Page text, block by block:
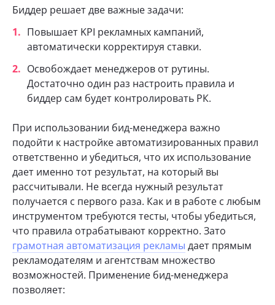
Биддер решает две важные задачи:
Повышает KPI рекламных кампаний,
автоматически корректируя ставки.
Освобождает менеджеров от рутины.
Достаточно один раз настроить правила и
биддер сам будет контролировать РК.
При использовании бид-менеджера важно
подойти к настройке автоматизированных правил
ответственно и убедиться, что их использование
дает именно тот результат, на который вы
рассчитывали. Не всегда нужный результат
получается с первого раза. Как и в работе с любым
инструментом требуются тесты, чтобы убедиться,
что правила отрабатывают корректно. Зато
грамотная автоматизация рекламы дает прямым
рекламодателям и агентствам множество
возможностей. Применение бид-менеджера
позволяет: